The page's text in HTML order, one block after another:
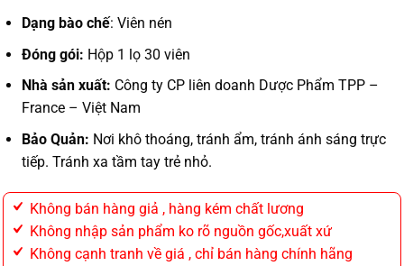
Dạng bào chế: Viên nén
Đóng gói: Hộp 1 lọ 30 viên
Nhà sản xuất: Công ty CP liên doanh Dược Phẩm TPP –
France – Việt Nam
Bảo Quản: Nơi khô thoáng, tránh ẩm, tránh ánh sáng trực
tiếp. Tránh xa tầm tay trẻ nhỏ.
Không bán hàng giả , hàng kém chất lương
Không nhập sản phẩm ko rõ nguồn gốc,xuất xứ
Không cạnh tranh về giá , chỉ bán hàng chính hãng